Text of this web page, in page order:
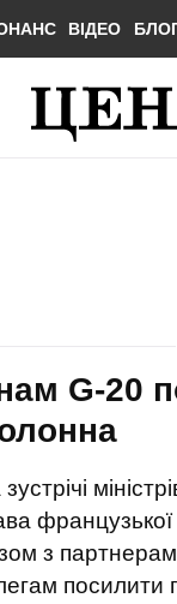
ВІДЕО
G-20
з
посилити